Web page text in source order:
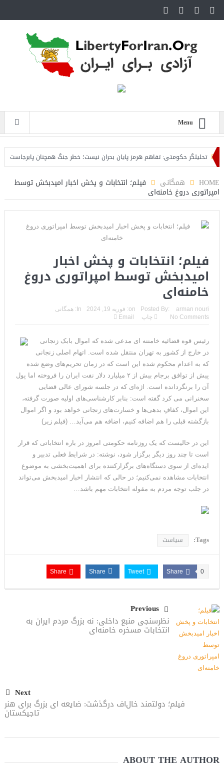
Menu
تحلیلگر حکومتی: تفاهم هرمز پایان بحران نیست؛ خطر جنگ همچنان پابرجاست
HOME همگانی فیلم؛ انتخابات و پخش اخبار امیدبخش توسط
امپراتوری دروغ خامنه‌ای
فیلم؛ انتخابات و پخش اخبار
امیدبخش توسط امپراتوری دروغ
خامنه‌ای
Posted By: arman nouri
on: فوریه 19, 2024 In: همگانی
No Comments
چاپ Email
رئیس قوه قضائیه خامننه ای مدعی شده که اموال بابک زنجانی
در خارج از کشور به تهران منتقل شده است. اتهام اصلی زنجانی
که به اعدام محکوم شده این است که در زمان تحریم‌های وضع شده
پیش از توافق برجام بیش از ۲ میلیارد دلار نفت ایران را فروخته اما پول
آن را برنگردانده است. اژه‌ای که در جلسه شورای عالی قضایی
سخنرانی می کرد گفته است: بنابر کارشناسی‌های اولیه صورت گرفته،
این اموال، کفافِ بدهی‌ها و خسارت‌های زنجانی خواهد بود و اگر اموال
بازگشته قبلی را هم اضافه کنیم، اضافه هم می‌آید… (فیلم زیر)
این در حالیست که یک روزنامه حکومتی امروز در باره انتخاباتی که قرار
است تا چند روز دیگر برگزار شود، نوشته: در شرایط فعلی تدبیر و
ایده‌ای از سوی دستگاه‌های برگزار‌کننده برای اهمیت‌بخشی به موضوع
انتخابات مشاهده نمی‌کنیم؛ در حالی که انتشار اخبار امیدبخش می‌تواند
در جلب توجه مردم به مقوله انتخابات مهم باشد…
Tags: سیاست
Share 0
Tweet
Share
Share
Previous
نظرسنجی منبع داخلی: نه بزرگ مردم ایران به
انتخابات مسخره خامنه‌ای
Next
فیلم؛ دولتمند خال‌اف درگذشت: ضایعه ای بزرگ برای هنر
تاجیکستان
ABOUT THE AUTHOR